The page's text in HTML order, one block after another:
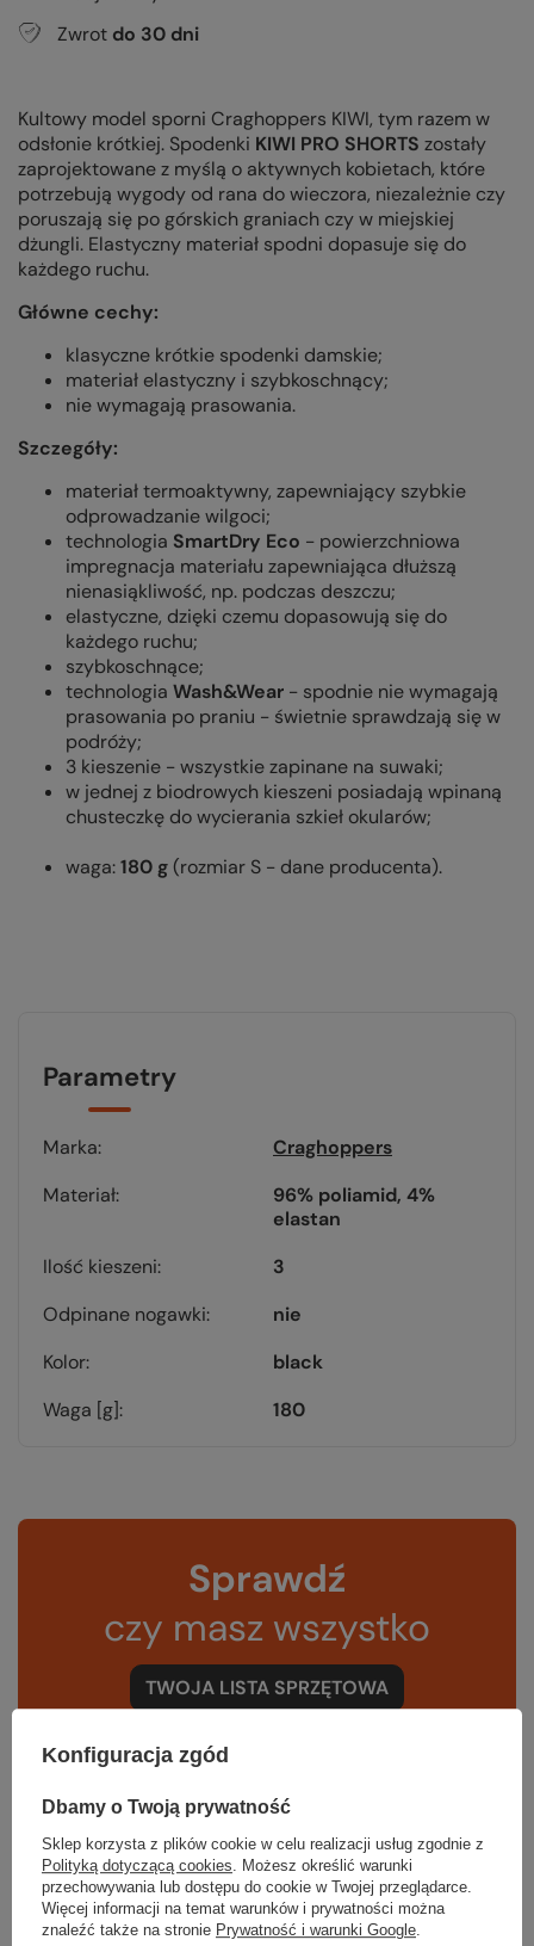
Zwrot do 30 dni
Kultowy model sporni Craghoppers KIWI, tym razem w
odsłonie krótkiej. Spodenki KIWI PRO SHORTS zostały
zaprojektowane z myślą o aktywnych kobietach, które
potrzebują wygody od rana do wieczora, niezależnie czy
poruszają się po górskich graniach czy w miejskiej
dżungli. Elastyczny materiał spodni dopasuje się do
każdego ruchu.
Główne cechy:
klasyczne krótkie spodenki damskie;
materiał elastyczny i szybkoschnący;
nie wymagają prasowania.
Szczegóły:
materiał termoaktywny, zapewniający szybkie
odprowadzanie wilgoci;
technologia SmartDry Eco - powierzchniowa
impregnacja materiału zapewniająca dłuższą
nienasiąkliwość, np. podczas deszczu;
elastyczne, dzięki czemu dopasowują się do
każdego ruchu;
szybkoschnące;
technologia Wash&Wear - spodnie nie wymagają
prasowania po praniu - świetnie sprawdzają się w
podróży;
3 kieszenie - wszystkie zapinane na suwaki;
w jednej z biodrowych kieszeni posiadają wpinaną
chusteczkę do wycierania szkieł okularów;
waga:180 g(rozmiar S - dane producenta).
Parametry
Marka
Craghoppers
Materiał
96% poliamid, 4%
elastan
Ilość kieszeni
3
Odpinane nogawki
nie
Kolor
black
Waga [g]
180
Sprawdź
czy masz wszystko
TWOJA LISTA SPRZĘTOWA
Zerknij też na to:
Konfiguracja zgód
Dbamy o Twoją prywatność
Sklep korzysta z plików cookie w celu realizacji usług zgodnie z
Polityką dotyczącą cookies. Możesz określić warunki
przechowywania lub dostępu do cookie w Twojej przeglądarce.
Więcej informacji na temat warunków i prywatności można
znaleźć także na stronie Prywatność i warunki Google.